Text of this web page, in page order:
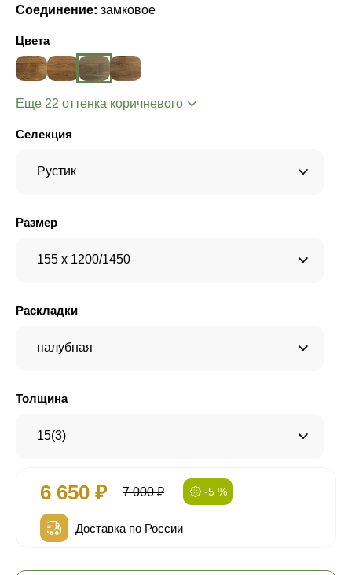
Соединение: замковое
Цвета
Еще 22 оттенка коричневого
Селекция
Рустик
Размер
155 x 1200/1450
Раскладки
палубная
Толщина
15(3)
6 650 ₽ 7 000 ₽ -5 %
Доставка по России